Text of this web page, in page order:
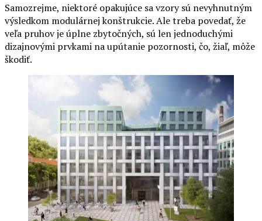
Samozrejme, niektoré opakujúce sa vzory sú nevyhnutným
výsledkom modulárnej konštrukcie. Ale treba povedať, že
veľa pruhov je úplne zbytočných, sú len jednoduchými
dizajnovými prvkami na upútanie pozornosti, čo, žiaľ, môže
škodiť.